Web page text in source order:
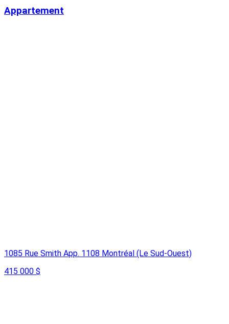
Appartement
1085 Rue Smith App. 1108 Montréal (Le Sud-Ouest)
415 000 $